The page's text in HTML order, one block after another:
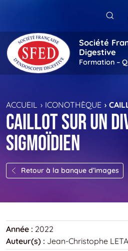
Société
Digestive
Formation –
ACCUEIL ICONOTHÈQUE
Caillot sur un
sigmoïdien
Retour à la banque d’images
Année : 2022
Auteur(s) : Jean-Christophe